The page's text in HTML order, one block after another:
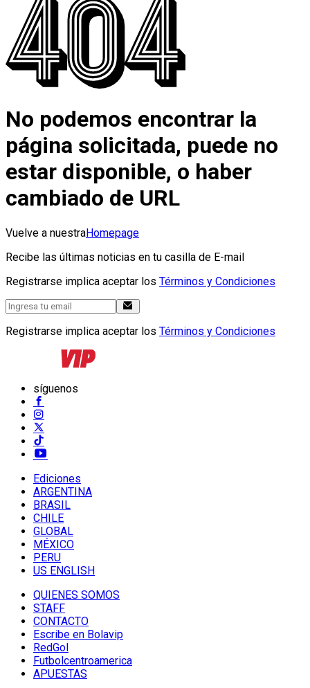
No podemos encontrar la
página solicitada, puede no
estar disponible, o haber
cambiado de URL
Vuelve a nuestraHomepage
Recibe las últimas noticias en tu casilla de E-mail
Registrarse implica aceptar los Términos y Condiciones
Registrarse implica aceptar los Términos y Condiciones
síguenos
Ediciones
ARGENTINA
BRASIL
CHILE
GLOBAL
MÉXICO
PERU
US ENGLISH
QUIENES SOMOS
STAFF
CONTACTO
Escribe en Bolavip
RedGol
Futbolcentroamerica
APUESTAS